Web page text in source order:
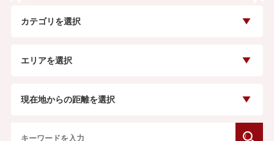
カテゴリを選択
エリアを選択
現在地からの距離を選択